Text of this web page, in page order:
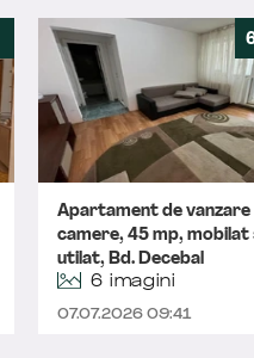
Apartament de vanzare
camere, 45 mp, mobilat
utilat, Bd. Decebal
6 imagini
07.07.2026 09:41